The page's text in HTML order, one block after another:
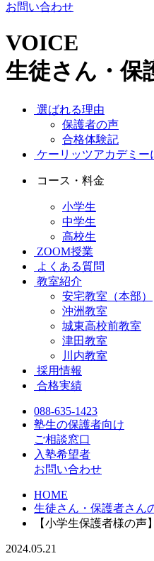
お問い合わせ
VOICE
生徒さん・保
選ばれる理由
保護者の声
合格体験記
ケーリッツアカデミー
コース・料金
小学生
中学生
高校生
ZOOM授業
よくある質問
教室紹介
安宅教室（本部）
沖洲教室
城東高校前教室
津田教室
川内教室
採用情報
合格実績
088-635-1423
塾生の保護者向け
ご相談窓口
入塾希望者
お問い合わせ
HOME
生徒さん・保護者さん
【小学生保護者様の声
2024.05.21